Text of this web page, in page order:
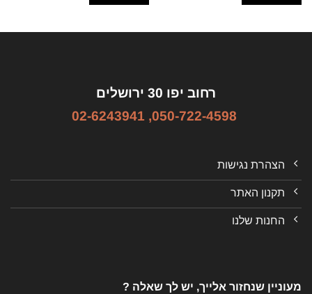
רחוב יפו 30 ירושלים
050-722-4598
,
02-6243941
הצהרת נגישות
תקנון האתר
החנות שלנו
מעוניין שנחזור אלייך, יש לך שאלה ?